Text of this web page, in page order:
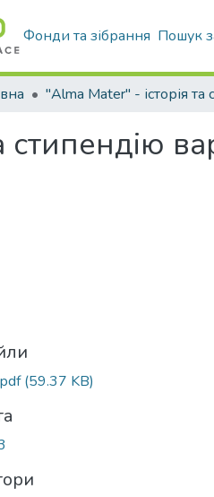
Фонди та зібрання Пошук
стипендію
(59.37 KB)